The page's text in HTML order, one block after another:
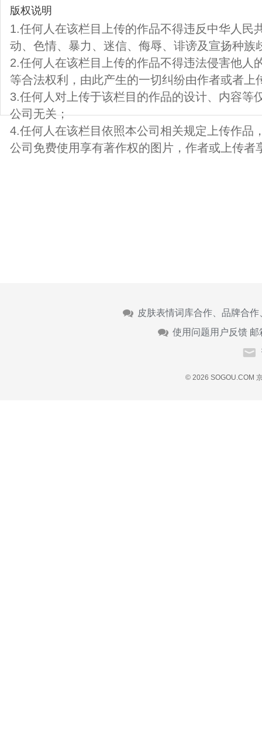
版权说明
1.任何人在该栏目上传的作品不得违反中华人民
动、色情、暴力、迷信、侮辱、诽谤及宣扬种族
2.任何人在该栏目上传的作品不得违法侵害他人
等合法权利，由此产生的一切纠纷由作者或者上
3.任何人对上传于该栏目的作品的设计、内容等
公司无关；
4.任何人在该栏目依照本公司相关规定上传作品
公司免费使用享有著作权的图片，作者或上传者
皮肤表情词库合作、品牌合
使用问题用户反馈 邮
© 2026 SOGOU.COM